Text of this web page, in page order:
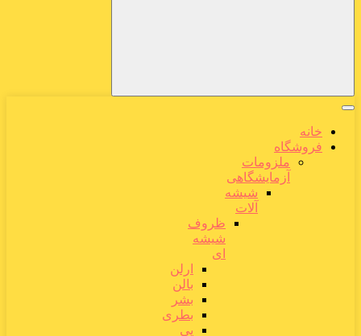
خانه
فروشگاه
ملزومات
آزمایشگاهی
شیشه
آلات
ظروف
شیشه
ای
ارلن
بالن
بشر
بطری
پی